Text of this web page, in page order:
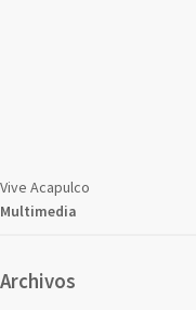
Vive Acapulco
Multimedia
Archivos